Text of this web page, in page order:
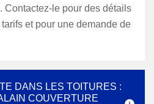
Contactez-le pour des détails
et pour une demande de
DANS LES TOITURES :
COUVERTURE